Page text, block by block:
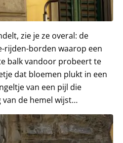
zie je ze overal: de
rijden-borden waarop een
balk vandoor probeert te
dat bloemen plukt in een
van een pijl die
de hemel wijst…